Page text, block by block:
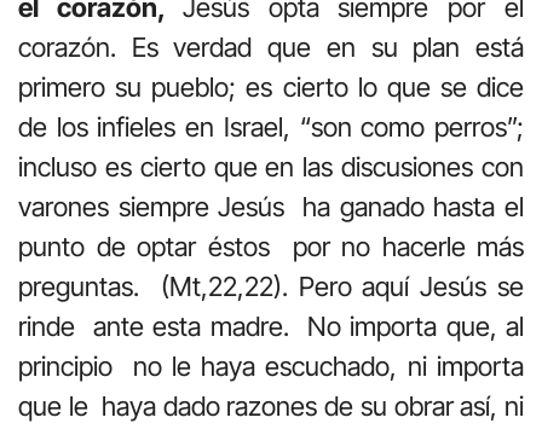
el corazón, Jesús opta siempre por el
corazón. Es verdad que en su plan está
primero su pueblo; es cierto lo que se dice
de los infieles en Israel, “son como perros”;
incluso es cierto que en las discusiones con
varones siempre Jesús ha ganado hasta el
punto de optar éstos por no hacerle más
preguntas. (Mt,22,22). Pero aquí Jesús se
rinde ante esta madre. No importa que, al
principio no le haya escuchado, ni importa
que le haya dado razones de su obrar así, ni